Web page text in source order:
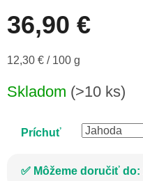
36,90 €
Jednotková
12,30 € / 100 g
Skladom (>10 ks)
Príchuť
Môžeme doručiť do: